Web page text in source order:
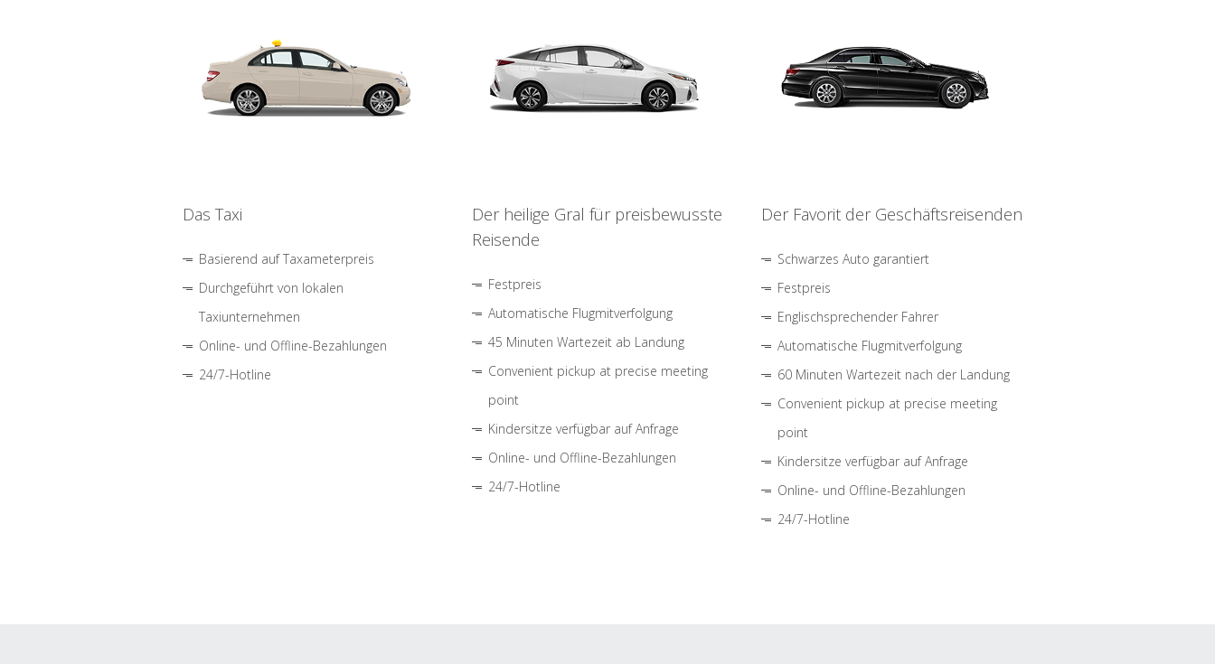
Das Taxi
Basierend auf Taxameterpreis
Durchgeführt von lokalen
Taxiunternehmen
Online- und Offline-Bezahlungen
24/7-Hotline
Der heilige Gral für preisbewusste
Reisende
Festpreis
Automatische Flugmitverfolgung
45 Minuten Wartezeit ab Landung
Convenient pickup at precise meeting
point
Kindersitze verfügbar auf Anfrage
Online- und Offline-Bezahlungen
24/7-Hotline
Der Favorit der Geschäftsreisenden
Schwarzes Auto garantiert
Festpreis
Englischsprechender Fahrer
Automatische Flugmitverfolgung
60 Minuten Wartezeit nach der Landung
Convenient pickup at precise meeting
point
Kindersitze verfügbar auf Anfrage
Online- und Offline-Bezahlungen
24/7-Hotline